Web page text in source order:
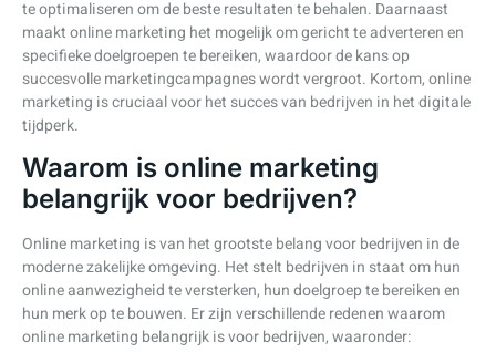
te optimaliseren om de beste resultaten te behalen. Daarnaast
maakt online marketing het mogelijk om gericht te adverteren en
specifieke doelgroepen te bereiken, waardoor de kans op
succesvolle marketingcampagnes wordt vergroot. Kortom, online
marketing is cruciaal voor het succes van bedrijven in het digitale
tijdperk.
Waarom is online marketing
belangrijk voor bedrijven?
Online marketing is van het grootste belang voor bedrijven in de
moderne zakelijke omgeving. Het stelt bedrijven in staat om hun
online aanwezigheid te versterken, hun doelgroep te bereiken en
hun merk op te bouwen. Er zijn verschillende redenen waarom
online marketing belangrijk is voor bedrijven, waaronder: